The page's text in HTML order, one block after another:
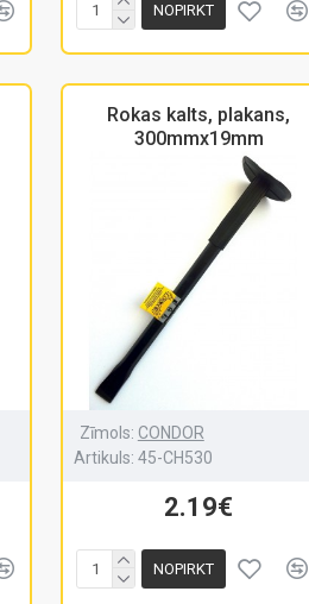
NOPIRKT
Rokas kalts, plakans,
300mmx19mm
Zīmols: CONDOR
Artikuls: 45-CH530
2.19€
NOPIRKT